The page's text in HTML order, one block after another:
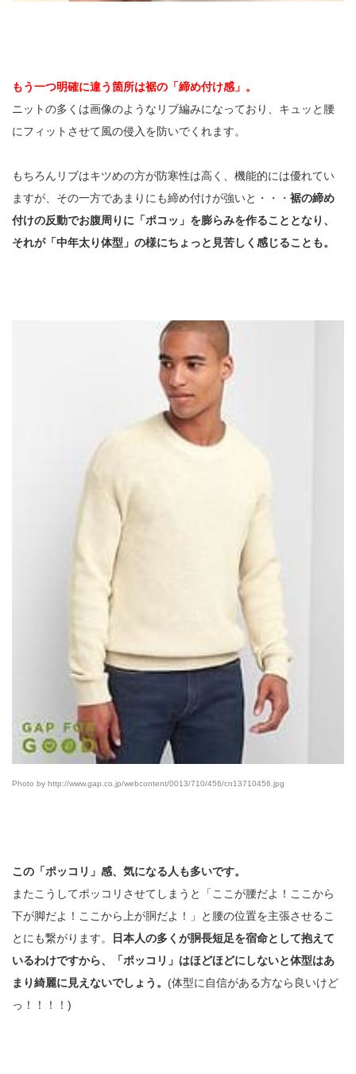
もう一つ明確に違う箇所は裾の「締め付け感」。
ニットの多くは画像のようなリブ編みになっており、キュッと腰
にフィットさせて風の侵入を防いでくれます。
もちろんリブはキツめの方が防寒性は高く、機能的には優れてい
ますが、その一方であまりにも締め付けが強いと・・・ 裾の締め
付けの反動でお腹周りに「ポコッ」を膨らみを作ることとなり、
それが「中年太り体型」の様にちょっと見苦しく感じることも。
Photo by http://www.gap.co.jp/webcontent/0013/710/456/cn13710456.jpg
この「ポッコリ」感、気になる人も多いです。
またこうしてポッコリさせてしまうと「ここが腰だよ！ここから
下が脚だよ！ここから上が胴だよ！」と腰の位置を主張させるこ
とにも繋がります。
日本人の多くが胴長短足を宿命として抱えて
いるわけですから、「ポッコリ」はほどほどにしないと体型はあ
まり綺麗に見えないでしょう。 (体型に自信がある方なら良いけど
っ！！！！)